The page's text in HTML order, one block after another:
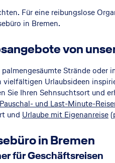
Für eine reibungslose
in Bremen.
von
Strände oder
vielfältigen Urlaubsideen
Sie Ihren Sehnsuchtsort und
Pauschal- und Last-Minute-
und Urlaube mit Eigenanreise
in Bremen
für Geschäftsreisen